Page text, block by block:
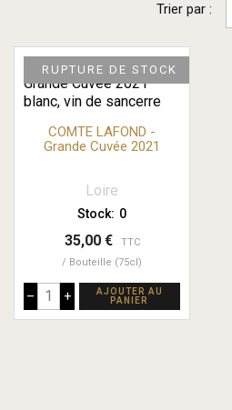
Trier par :
COMTE LAFOND -
Grande Cuvée 2021
Loire
Stock: 0
35,00 €
TTC
Bouteille (75cl)
– +
AJOUTER AU
PANIER
RUPTURE DE STOCK